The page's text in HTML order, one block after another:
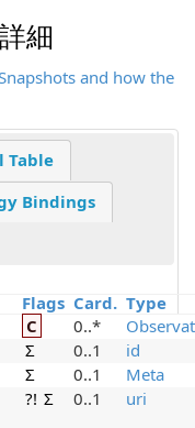
細
and how the
Table
Bindings
Flags Card. Type
C 0..*
Σ 0..1
id
Σ 0..1
Meta
?! Σ 0..1 uri